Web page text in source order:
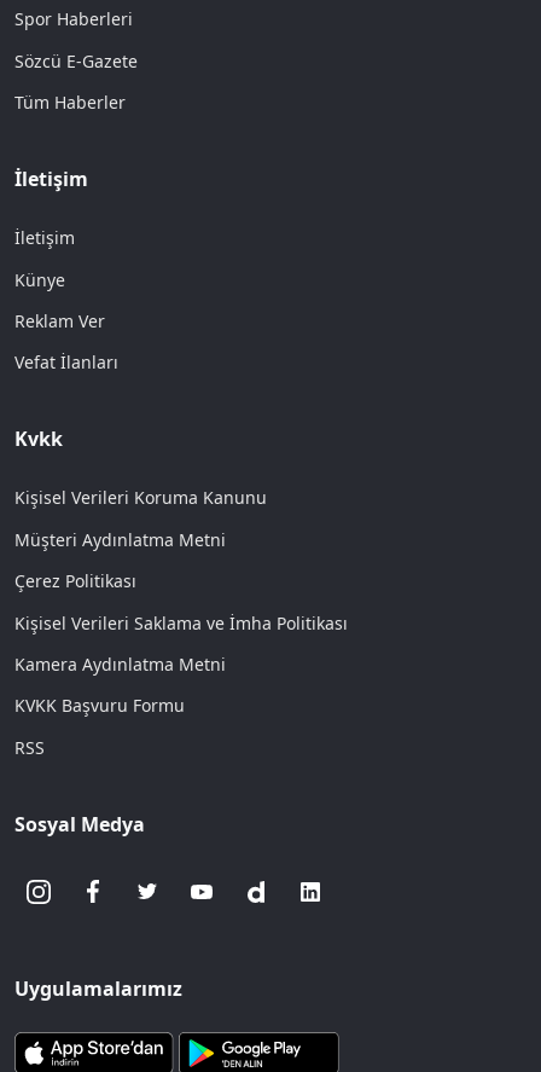
Spor Haberleri
Sözcü E-Gazete
Tüm Haberler
İletişim
İletişim
Künye
Reklam Ver
Vefat İlanları
Kvkk
Kişisel Verileri Koruma Kanunu
Müşteri Aydınlatma Metni
Çerez Politikası
Kişisel Verileri Saklama ve İmha Politikası
Kamera Aydınlatma Metni
KVKK Başvuru Formu
RSS
Sosyal Medya
Uygulamalarımız